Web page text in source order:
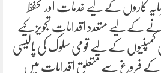
کاروں کے لیے خدمات اور تحفظ
کے لیے متعدد اقدامات تجویز کیے
کمپنیوں کے لیے قومی سلوک کی پالیسی
کے فروغ سے متعلق اقدامات میں